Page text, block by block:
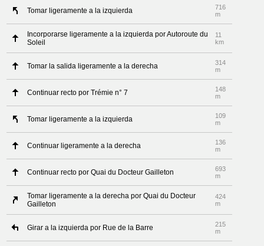
Tomar ligeramente a la izquierda
716
m
Incorporarse ligeramente a la izquierda por Autoroute du
Soleil
11
km
Tomar la salida ligeramente a la derecha
314
m
Continuar recto por Trémie n° 7
148
m
Tomar ligeramente a la izquierda
109
m
Continuar ligeramente a la derecha
136
m
Continuar recto por Quai du Docteur Gailleton
693
m
Tomar ligeramente a la derecha por Quai du Docteur
Gailleton
424
m
Girar a la izquierda por Rue de la Barre
215
m